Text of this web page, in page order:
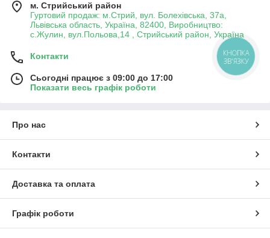
м. Стрийський район
Гуртовий продаж: м.Стрий, вул. Болехівська, 37а,
Львівська область, Україна, 82400, Виробництво:
с.Жулин, вул.Польова,14 , Стрийський район, Україна
Контакти
Сьогодні працює з 09:00 до 17:00
Показати весь графік роботи
Про нас
Контакти
Доставка та оплата
Графік роботи
КНОПКА
ЗВ'ЯЗКУ